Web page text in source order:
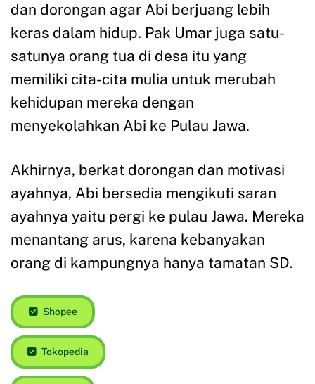
dan dorongan agar Abi berjuang lebih
keras dalam hidup. Pak Umar juga satu-
satunya orang tua di desa itu yang
memiliki cita-cita mulia untuk merubah
kehidupan mereka dengan
menyekolahkan Abi ke Pulau Jawa.
Akhirnya, berkat dorongan dan motivasi
ayahnya, Abi bersedia mengikuti saran
ayahnya yaitu pergi ke pulau Jawa. Mereka
menantang arus, karena kebanyakan
orang di kampungnya hanya tamatan SD.
Shopee
Tokopedia